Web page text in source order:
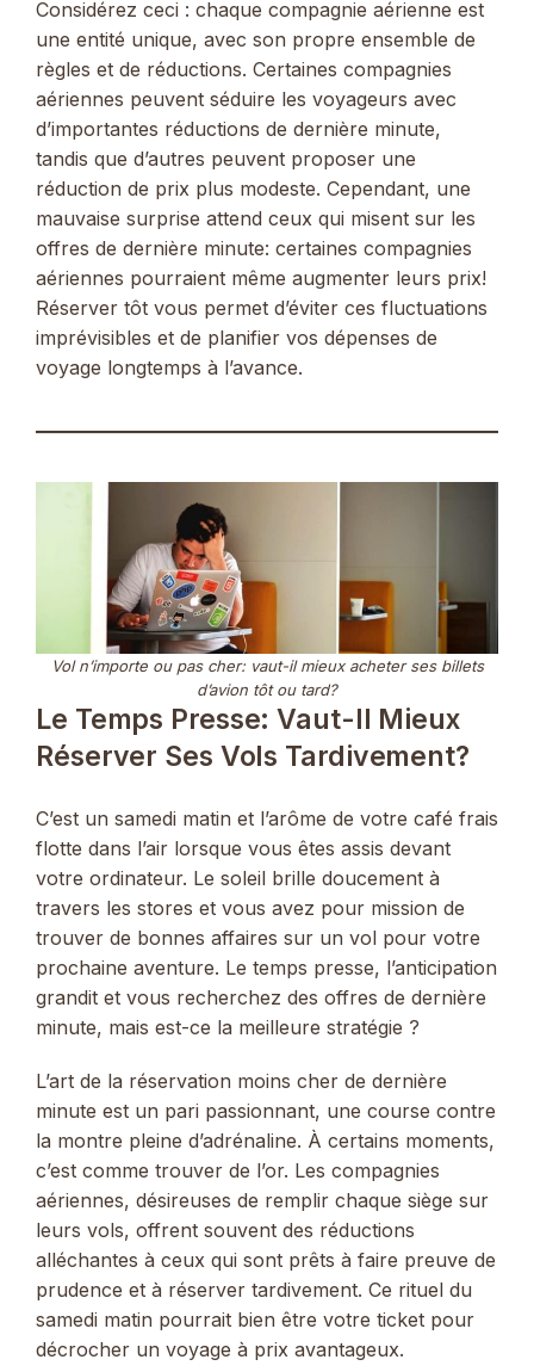
Considérez ceci : chaque compagnie aérienne est
une entité unique, avec son propre ensemble de
règles et de réductions. Certaines compagnies
aériennes peuvent séduire les voyageurs avec
d’importantes réductions de dernière minute,
tandis que d’autres peuvent proposer une
réduction de prix plus modeste. Cependant, une
mauvaise surprise attend ceux qui misent sur les
offres de dernière minute: certaines compagnies
aériennes pourraient même augmenter leurs prix!
Réserver tôt vous permet d’éviter ces fluctuations
imprévisibles et de planifier vos dépenses de
voyage longtemps à l’avance.
Vol n’importe ou pas cher: vaut-il mieux acheter ses billets
d’avion tôt ou tard?
Le Temps Presse: Vaut-Il Mieux
Réserver Ses Vols Tardivement?
C’est un samedi matin et l’arôme de votre café frais
flotte dans l’air lorsque vous êtes assis devant
votre ordinateur. Le soleil brille doucement à
travers les stores et vous avez pour mission de
trouver de bonnes affaires sur un vol pour votre
prochaine aventure. Le temps presse, l’anticipation
grandit et vous recherchez des offres de dernière
minute, mais est-ce la meilleure stratégie ?
L’art de la réservation moins cher de dernière
minute est un pari passionnant, une course contre
la montre pleine d’adrénaline. À certains moments,
c’est comme trouver de l’or. Les compagnies
aériennes, désireuses de remplir chaque siège sur
leurs vols, offrent souvent des réductions
alléchantes à ceux qui sont prêts à faire preuve de
prudence et à réserver tardivement. Ce rituel du
samedi matin pourrait bien être votre ticket pour
décrocher un voyage à prix avantageux.